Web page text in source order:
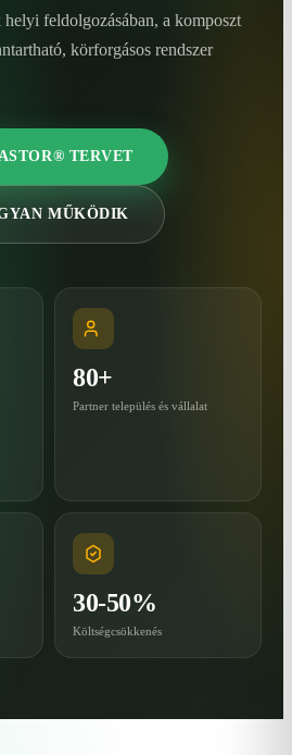
feldolgozásában, a komposzt
körforgásos rendszer
TERVET
MŰKÖDIK
80+
Partner település és vállalat
30-50%
Költségcsökkenés